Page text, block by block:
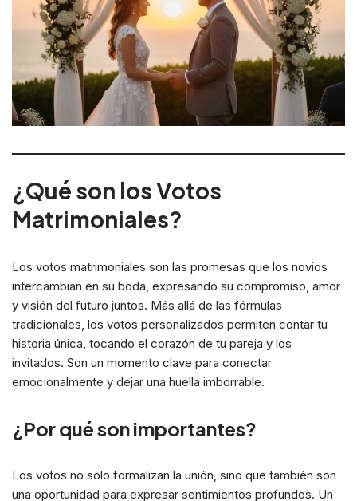
¿Qué son los Votos
Matrimoniales?
Los votos matrimoniales son las promesas que los novios
intercambian en su boda, expresando su compromiso, amor
y visión del futuro juntos. Más allá de las fórmulas
tradicionales, los votos personalizados permiten contar tu
historia única, tocando el corazón de tu pareja y los
invitados. Son un momento clave para conectar
emocionalmente y dejar una huella imborrable.
¿Por qué son importantes?
Los votos no solo formalizan la unión, sino que también son
una oportunidad para expresar sentimientos profundos. Un